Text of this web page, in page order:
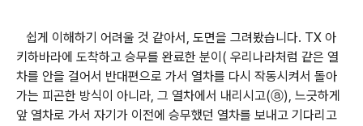
쉽게 이해하기 어려울 것 같아서, 도면을 그려봤습니다. TX 아
키하바라에 도착하고 승무를 완료한 분이( 우리나라처럼 같은 열
차를 안을 걸어서 반대편으로 가서 열차를 다시 작동시켜서 돌아
가는 피곤한 방식이 아니라, 그 열차에서 내리시고(ⓐ), 느긋하게
앞 열차로 가서 자기가 이전에 승무했던 열차를 보내고 기다리고